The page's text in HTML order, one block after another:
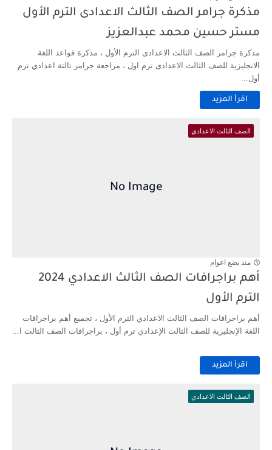
مذكرة جرامر الصف الثالث الاعدادى الترم الأول
مستر حسين محمد عبدالعزيز
مذكرة جرامر الصف الثالث الاعدادى الترم الأول ، مذكرة قواعد اللغة
الانجليزية للصف الثالث الاعدادى ترم اول ، مراجعة جرامر تالتة اعدادي ترم
أول...
اقرأ المزيد
الصف الثالث الاعدادي
منذ بضع اعوام
أهم براجرافات الصف الثالث الاعدادي 2024
الترم الأول
أهم براجرافات الصف الثالث الاعدادي الترم الأول ، تجميع أهم براجرافات
اللغة الإنجليزية للصف الثالث الإعدادي ترم أول ، براجرافات الصف الثالث ا...
اقرأ المزيد
الصف الثالث الاعدادي